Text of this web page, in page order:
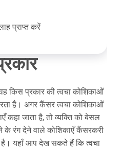
प्राप्त करें
किस प्रकार की त्वचा कोशिकाओं
है। अगर कैंसर त्वचा कोशिकाओं
कहा जाता है, तो व्यक्ति को बेसल
के रंग देने वाले कोशिकाएँ कैंसरकरी
है। यहाँ आप देख सकते हैं कि त्वचा